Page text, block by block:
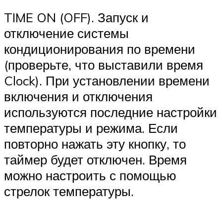
TIME ON (OFF). Запуск и
отключение системы
кондиционирования по времени
(проверьте, что выставили время
Clock). При установлении времени
включения и отключения
используются последние настройки
температуры и режима. Если
повторно нажать эту кнопку, то
таймер будет отключен. Время
можно настроить с помощью
стрелок температуры.